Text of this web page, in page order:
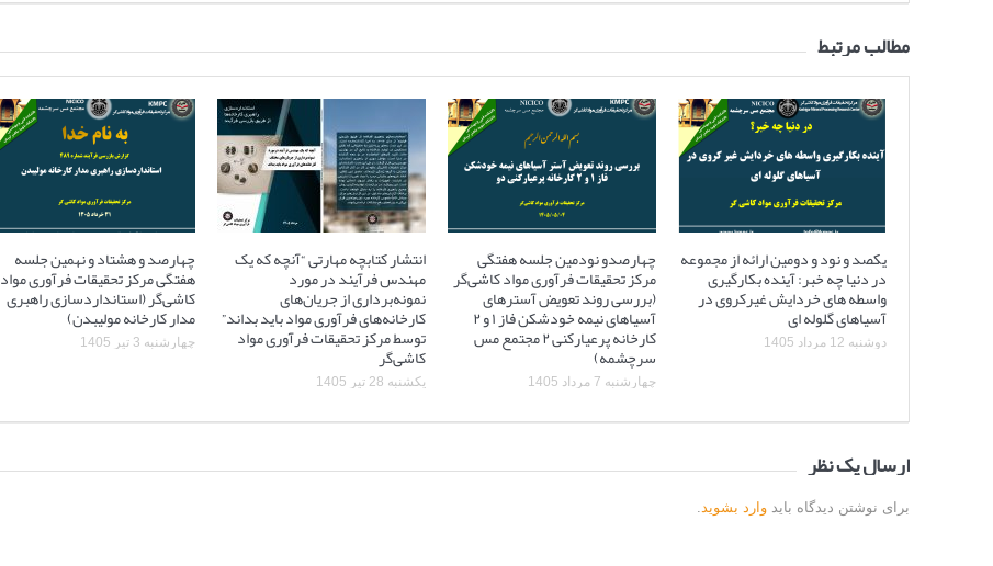
مطالب مرتبط
یکصد و نود و دومین ارائه از مجموعه
در دنیا چه خبر: آینده بکارگیری
واسطه های خردایش غیرکروی در
آسیاهای گلوله ای
دوشنبه 12 مرداد 1405
چهارصدو نودمین جلسه هفتگی
مرکز تحقیقات فرآوری مواد کاشی‌گر
(بررسی روند تعویض آسترهای
آسیاهای نیمه خودشکن فاز ۱ و ۲
کارخانه پرعیارکنی ۲ مجتمع مس
سرچشمه)
چهارشنبه 7 مرداد 1405
انتشار کتابچه مهارتی “آنچه که یک
مهندس فرآیند در مورد
نمونه‌برداری از جریان‌های
کارخانه‌های فرآوری مواد باید بداند”
توسط مرکز تحقیقات فرآوری مواد
کاشی‌گر
یکشنبه 28 تیر 1405
چهارصد و هشتاد و نهمین جلسه
هفتگی مرکز تحقیقات فرآوری مواد
کاشی‌گر (استانداردسازی راهبری
مدار کارخانه مولیبدن)
چهارشنبه 3 تیر 1405
ارسال یک نظر
برای نوشتن دیدگاه بایدوارد بشوید